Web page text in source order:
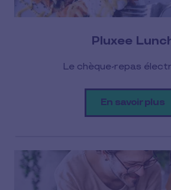
Pluxee
Le chèque-repas
En savoir plus